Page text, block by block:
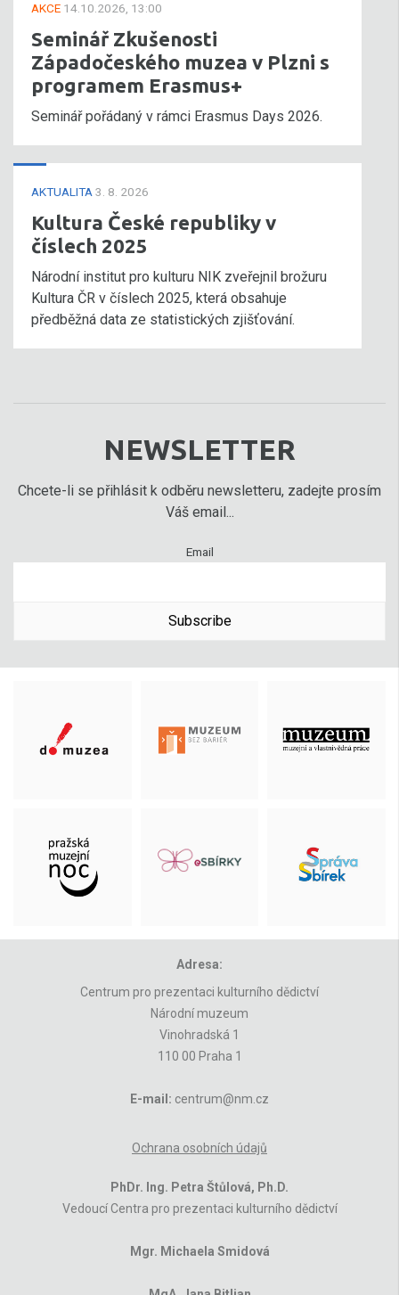
AKCE 14.10.2026, 13:00
Seminář Zkušenosti
Západočeského muzea v Plzni s
programem Erasmus+
Seminář pořádaný v rámci Erasmus Days 2026.
AKTUALITA 3. 8. 2026
Kultura České republiky v
číslech 2025
Národní institut pro kulturu NIK zveřejnil brožuru
Kultura ČR v číslech 2025, která obsahuje
předběžná data ze statistických zjišťování.
NEWSLETTER
Chcete-li se přihlásit k odběru newsletteru, zadejte prosím
Váš email...
Email
Subscribe
Adresa:
Centrum pro prezentaci kulturního dědictví
Národní muzeum
Vinohradská 1
110 00 Praha 1
E-mail: centrum@nm.cz
Ochrana osobních údajů
PhDr. Ing. Petra Štůlová, Ph.D.
Vedoucí Centra pro prezentaci kulturního dědictví
Mgr. Michaela Smidová